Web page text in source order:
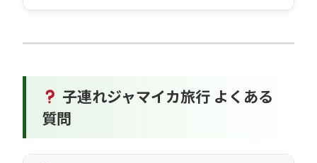
子連れジャマイカ旅行 よくある
質問